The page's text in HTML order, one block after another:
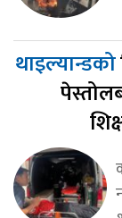
थाइल्यान्डको